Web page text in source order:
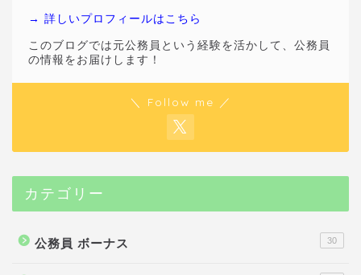
→ 詳しいプロフィールはこちら
このブログでは元公務員という経験を活かして、公務員
の情報をお届けします！
＼ Follow me ／
カテゴリー
公務員 ボーナス 30